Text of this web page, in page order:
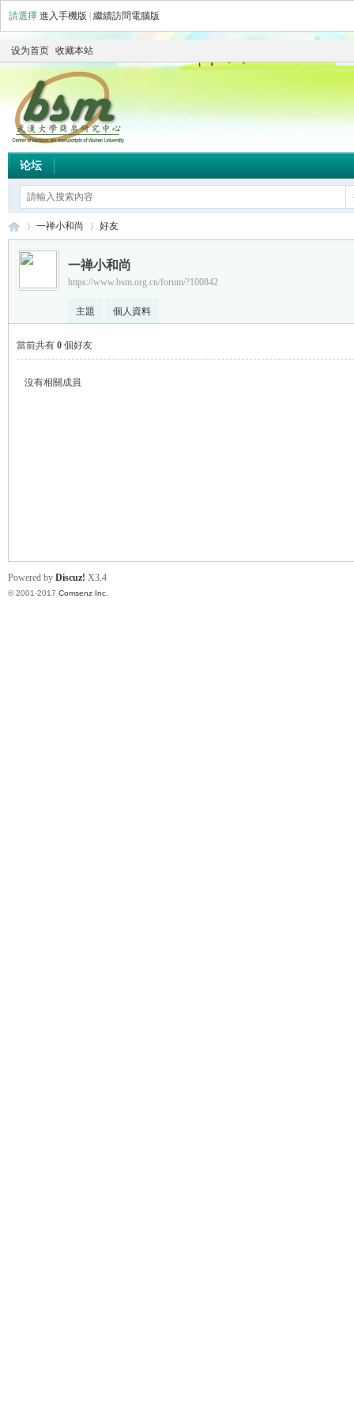
請選擇 進入手機版 繼續訪問電腦版
设为首页 收藏本站
论坛
›
一禅小和尚 好友
一禅小和尚
https://www.bsm.org.cn/forum/?100842
主題 個人資料
當前共有 0 個好友
沒有相關成員
Powered by Discuz! X3.4
© 2001-2017 Comsenz Inc.